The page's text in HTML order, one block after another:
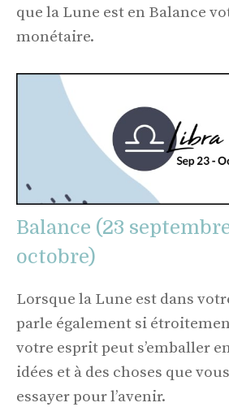
que la Lune est en Balance
monétaire.
Balance (23
octobre)
Lorsque la Lune est dans
parle également si
votre esprit peut s’emballer
idées et à des choses que
essayer pour l’avenir.